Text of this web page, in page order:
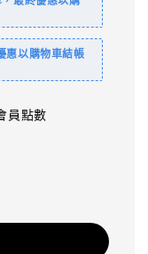
惠以購物車結帳
員點數